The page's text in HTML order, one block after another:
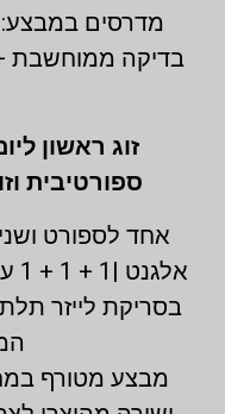
מדרסים
בדיקה ממוחשבת
זוג ראשון
ספורטיבית
אחד לספורט ושני
בסריקת לייזר
מבצע מטורף